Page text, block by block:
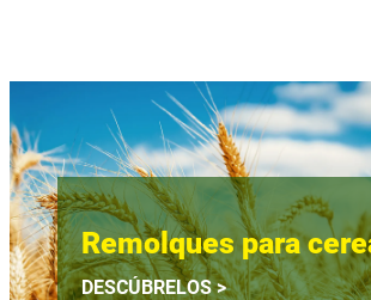
Remolques para
DESCÚBRELOS >